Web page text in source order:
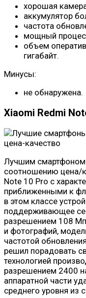
хорошая
аккумулятор
частота
мощный
объем
гигабайт.
Минусы:
не обнаружена.
Xiaomi Redmi
Лучшим
соотношению цена/
Note 10 Pro с
приближенными к
в этом классе
поддерживающее
разрешением 108
и фотографий,
частотой
решил порадовать
технологией
разрешением 2400
аппаратной части
среднего уровня из